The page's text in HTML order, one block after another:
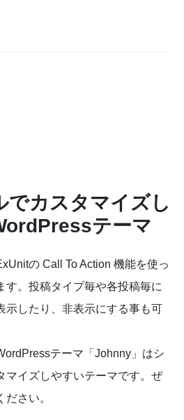
でカスタマイズし
テーマ
の Call To Action 機能を使っ
す。投稿タイプ毎や各投稿毎に
示したり、非表示にする事も可
テーマ「Johnny」はシ
マイズしやすいテーマです。ぜ
さい。